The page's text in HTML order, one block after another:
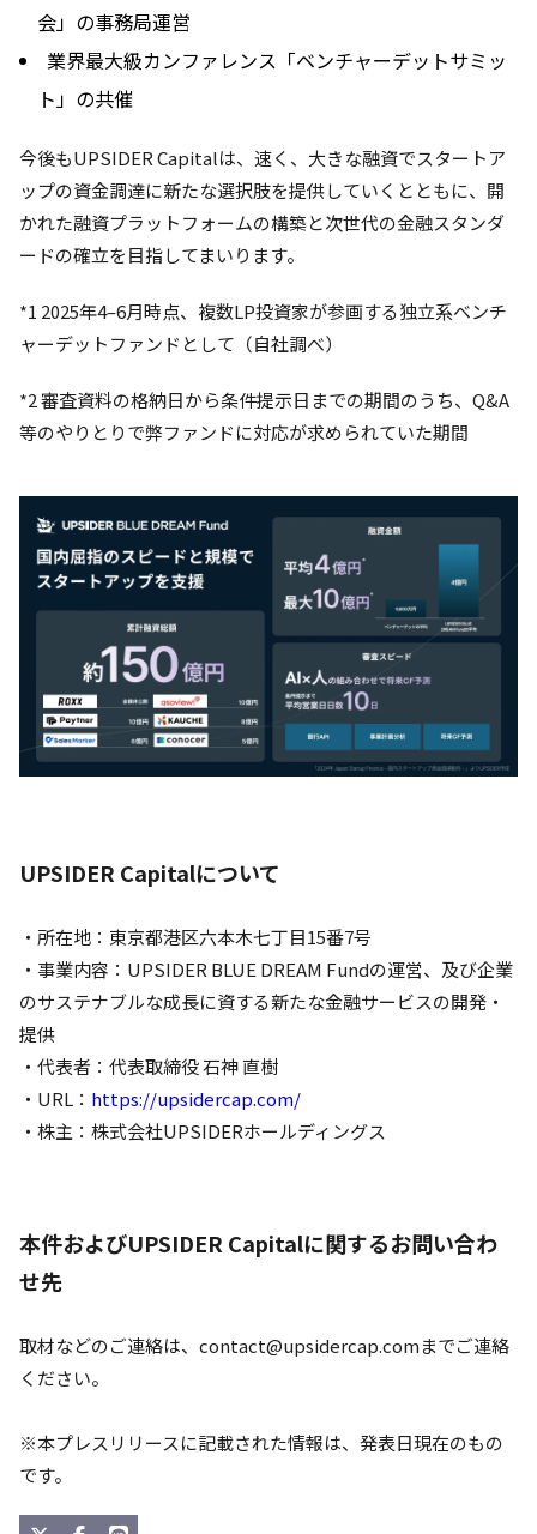
会」の事務局運営
業界最大級カンファレンス「ベンチャーデットサミッ
ト」の共催
今後もUPSIDER Capitalは、速く、大きな融資でスタートア
ップの資金調達に新たな選択肢を提供していくとともに、開
かれた融資プラットフォームの構築と次世代の金融スタンダ
ードの確立を目指してまいります。
*1 2025年4–6月時点、複数LP投資家が参画する独立系ベンチ
ャーデットファンドとして（自社調べ）
*2 審査資料の格納日から条件提示日までの期間のうち、Q&A
等のやりとりで弊ファンドに対応が求められていた期間
UPSIDER Capitalについて
・所在地：東京都港区六本木七丁目15番7号
・事業内容：UPSIDER BLUE DREAM Fundの運営、及び企業
のサステナブルな成長に資する新たな金融サービスの開発・
提供
・代表者：代表取締役 石神 直樹
・URL： https://upsidercap.com/
・株主：株式会社UPSIDERホールディングス
本件およびUPSIDER Capitalに関するお問い合わ
せ先
取材などのご連絡は、 contact@upsidercap.comまでご連絡
ください。
※本プレスリリースに記載された情報は、発表日現在のもの
です。